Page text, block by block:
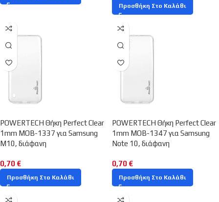
Προσθήκη Στο Καλάθι
POWERTECH Θήκη Perfect Clear
1mm MOB-1337 για Samsung
M10, διάφανη
0,70 €
Προσθήκη Στο Καλάθι
POWERTECH Θήκη Perfect Clear
1mm MOB-1347 για Samsung
Note 10, διάφανη
0,70 €
Προσθήκη Στο Καλάθι